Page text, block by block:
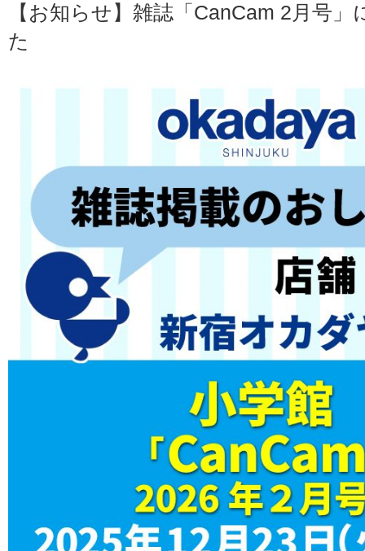
【お知らせ】雑誌「CanCam 2月号
た